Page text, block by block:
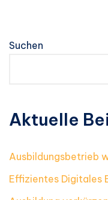
Suchen
Aktuelle
Ausbildungsbetrieb
Effizientes Digitales